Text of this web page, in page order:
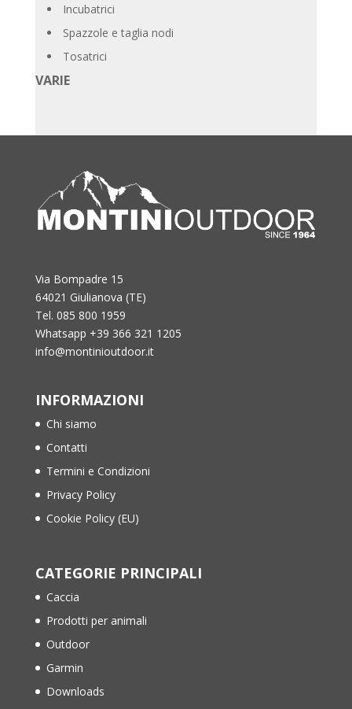
Incubatrici
Spazzole e taglia nodi
Tosatrici
VARIE
Via Bompadre 15
64021 Giulianova (TE)
Tel. 085 800 1959
Whatsapp +39 366 321 1205
info@montinioutdoor.it
INFORMAZIONI
Chi siamo
Contatti
Termini e Condizioni
Privacy Policy
Cookie Policy (EU)
CATEGORIE PRINCIPALI
Caccia
Prodotti per animali
Outdoor
Garmin
Downloads